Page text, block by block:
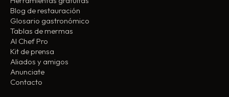
Blog de restauración
Glosario gastronómico
Tablas de mermas
AI Chef Pro
Kit de prensa
Aliados y amigos
Anunciate
Contacto